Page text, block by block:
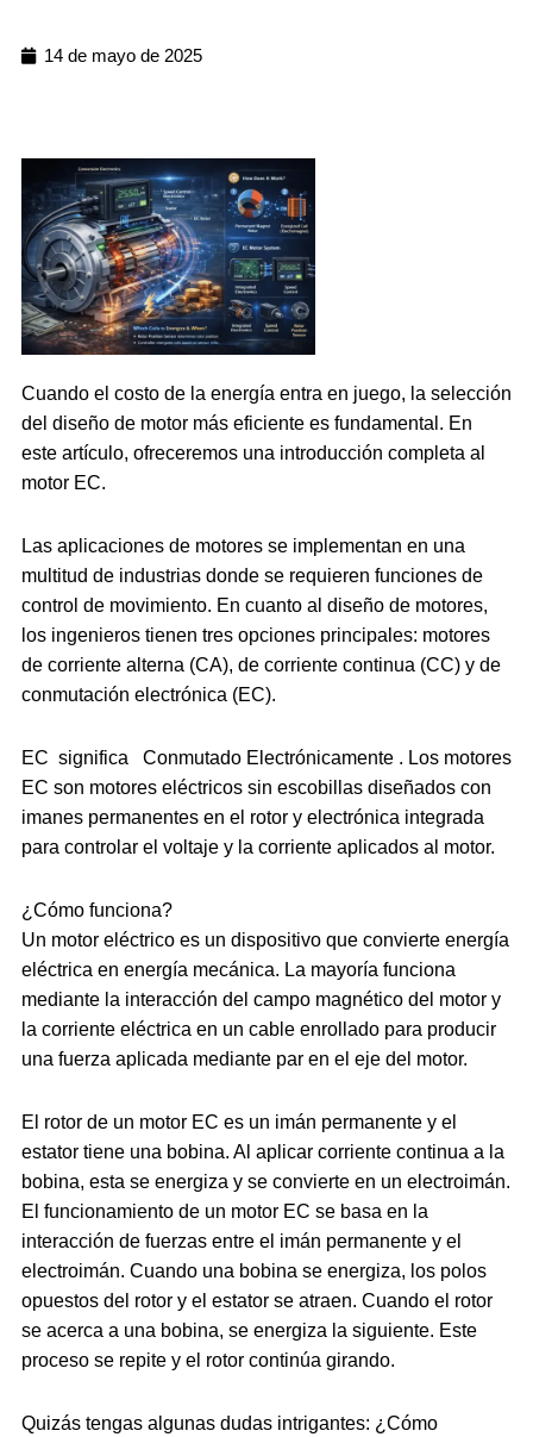
14 de mayo de 2025
Cuando el costo de la energía entra en juego, la selección
del diseño de motor más eficiente es fundamental. En
este artículo, ofreceremos una introducción completa al
motor EC.
Las aplicaciones de motores se implementan en una
multitud de industrias donde se requieren funciones de
control de movimiento. En cuanto al diseño de motores,
los ingenieros tienen tres opciones principales: motores
de corriente alterna (CA), de corriente continua (CC) y de
conmutación electrónica (EC).
EC significa Conmutado Electrónicamente . Los motores
EC son motores eléctricos sin escobillas diseñados con
imanes permanentes en el rotor y electrónica integrada
para controlar el voltaje y la corriente aplicados al motor.
¿Cómo funciona?
Un motor eléctrico es un dispositivo que convierte energía
eléctrica en energía mecánica. La mayoría funciona
mediante la interacción del campo magnético del motor y
la corriente eléctrica en un cable enrollado para producir
una fuerza aplicada mediante par en el eje del motor.
El rotor de un motor EC es un imán permanente y el
estator tiene una bobina. Al aplicar corriente continua a la
bobina, esta se energiza y se convierte en un electroimán.
El funcionamiento de un motor EC se basa en la
interacción de fuerzas entre el imán permanente y el
electroimán. Cuando una bobina se energiza, los polos
opuestos del rotor y el estator se atraen. Cuando el rotor
se acerca a una bobina, se energiza la siguiente. Este
proceso se repite y el rotor continúa girando.
Quizás tengas algunas dudas intrigantes: ¿Cómo